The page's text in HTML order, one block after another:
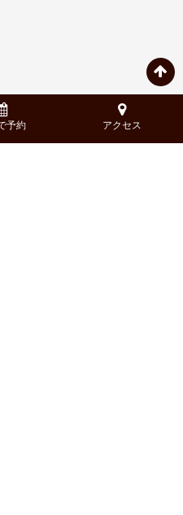
ーズバル NIKULAB-肉ら
予約 アクセス